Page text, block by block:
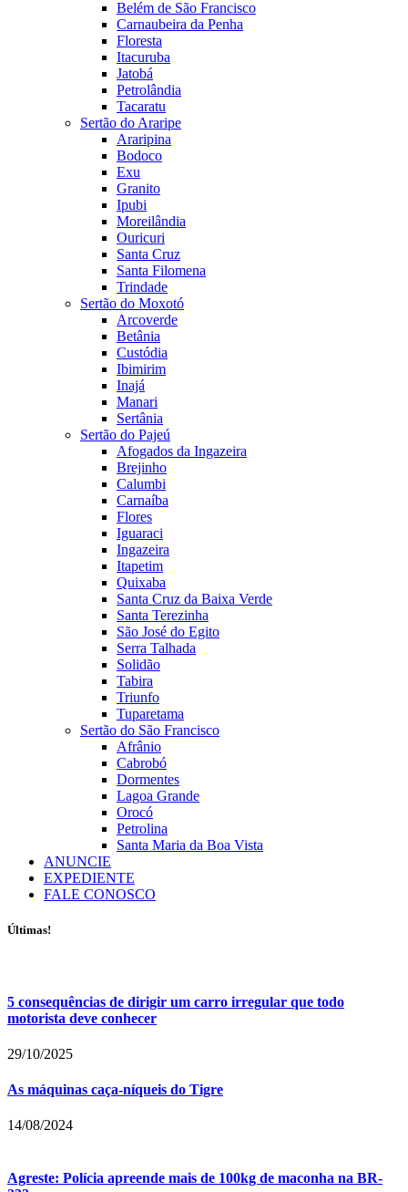
Belém de São Francisco
Carnaubeira da Penha
Floresta
Itacuruba
Jatobá
Petrolândia
Tacaratu
Sertão do Araripe
Araripina
Bodoco
Exu
Granito
Ipubi
Moreilândia
Ouricuri
Santa Cruz
Santa Filomena
Trindade
Sertão do Moxotó
Arcoverde
Betânia
Custódia
Ibimirim
Inajá
Manari
Sertânia
Sertão do Pajeú
Afogados da Ingazeira
Brejinho
Calumbi
Carnaíba
Flores
Iguaraci
Ingazeira
Itapetim
Quixaba
Santa Cruz da Baixa Verde
Santa Terezinha
São José do Egito
Serra Talhada
Solidão
Tabira
Triunfo
Tuparetama
Sertão do São Francisco
Afrânio
Cabrobó
Dormentes
Lagoa Grande
Orocó
Petrolina
Santa Maria da Boa Vista
ANUNCIE
EXPEDIENTE
FALE CONOSCO
Últimas!
5 consequências de dirigir um carro irregular que todo
motorista deve conhecer
29/10/2025
As máquinas caça-níqueis do Tigre
14/08/2024
Agreste: Polícia apreende mais de 100kg de maconha na BR-